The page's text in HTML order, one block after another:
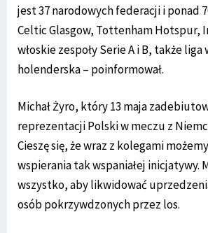
jest 37 narodowych federacji i ponad
Celtic Glasgow, Tottenham Hotspur,
włoskie zespoły Serie A i B, także liga
holenderska – poinformował.
Michał Żyro, który 13 maja
reprezentacji Polski w meczu z
Cieszę się, że wraz z kolegami
wspierania tak wspaniałej inicjatywy.
wszystko, aby likwidować
osób pokrzywdzonych przez los.